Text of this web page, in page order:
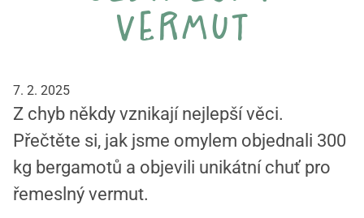
vermut
7. 2. 2025
Z chyb někdy vznikají nejlepší věci.
Přečtěte si, jak jsme omylem objednali 300
kg bergamotů a objevili unikátní chuť pro
řemeslný vermut.